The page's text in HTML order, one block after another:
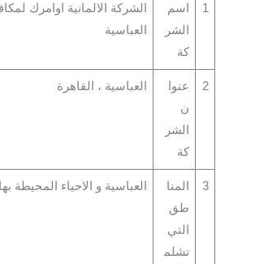
1
اسم
الشر
كة
الشركة الالمانية اوامرك
العباسية
2
عنوا
ن
الشر
كة
العباسية ، القاهرة
3
المنا
طق
التي
تشلم
العباسية و الاحياء المحيطة بها